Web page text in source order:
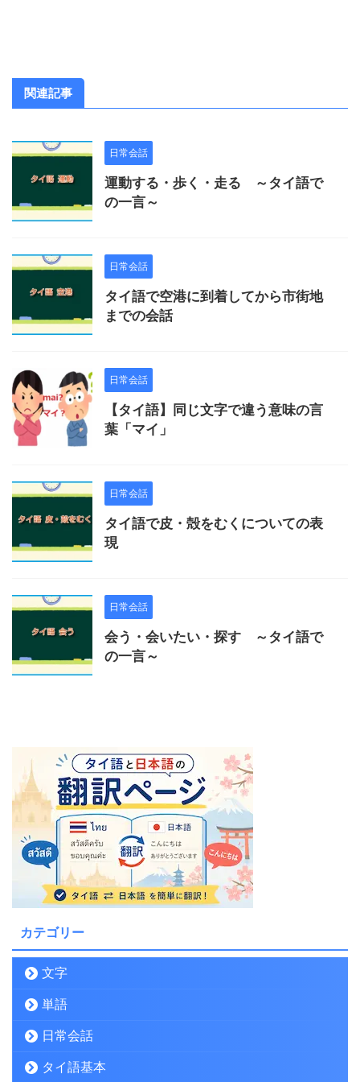
関連記事
日常会話
運動する・歩く・走る ～タイ語で
の一言～
日常会話
タイ語で空港に到着してから市街地
までの会話
日常会話
【タイ語】同じ文字で違う意味の言
葉「マイ」
日常会話
タイ語で皮・殻をむくについての表
現
日常会話
会う・会いたい・探す ～タイ語で
の一言～
カテゴリー
文字
単語
日常会話
タイ語基本